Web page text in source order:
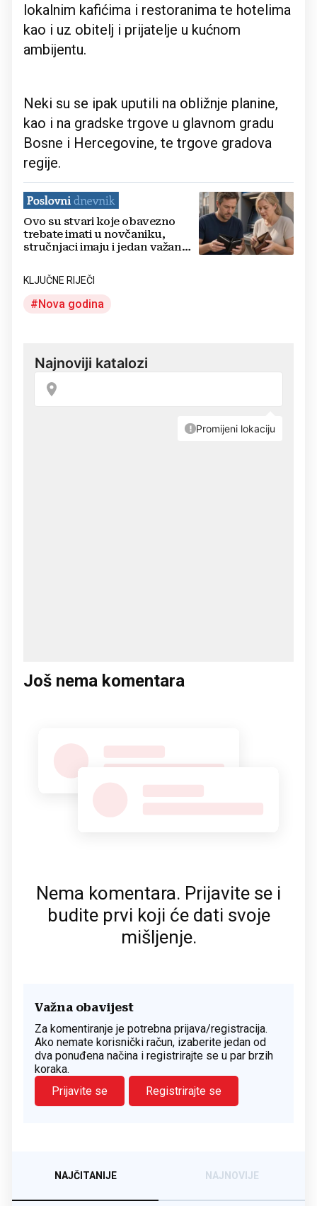
lokalnim kafićima i restoranima te hotelima
kao i uz obitelj i prijatelje u kućnom
ambijentu.
Neki su se ipak uputili na obližnje planine,
kao i na gradske trgove u glavnom gradu
Bosne i Hercegovine, te trgove gradova
regije.
Ovo su stvari koje obavezno
trebate imati u novčaniku,
stručnjaci imaju i jedan važan
KLJUČNE RIJEČI
Nova godina
Još nema komentara
Nema komentara. Prijavite se i
budite prvi koji će dati svoje
mišljenje.
Važna obavijest
Za komentiranje je potrebna prijava/registracija.
Ako nemate korisnički račun, izaberite jedan od
dva ponuđena načina i registrirajte se u par brzih
koraka.
Prijavite se
Registrirajte se
NAJČITANIJE NAJNOVIJE